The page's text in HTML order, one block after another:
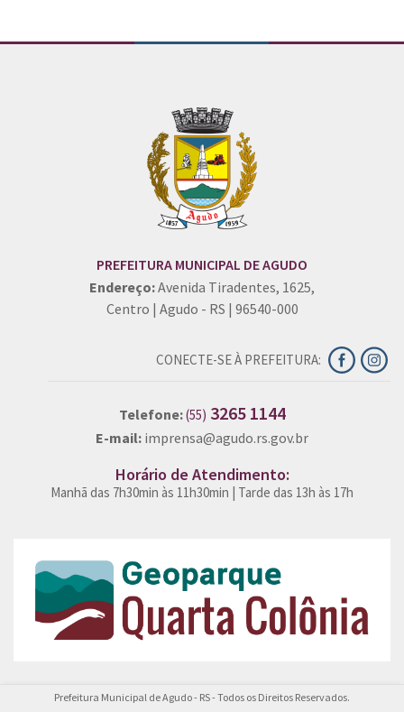
PREFEITURA MUNICIPAL DE AGUDO
Endereço:Avenida Tiradentes, 1625,
Centro | Agudo - RS | 96540-000
CONECTE-SE À PREFEITURA:
Telefone:(55) 3265 1144
E-mail: imprensa@agudo.rs.gov.br
Horário de Atendimento:
Manhã das 7h30min às 11h30min | Tarde das 13h às 17h
Prefeitura Municipal de Agudo - RS - Todos os Direitos Reservados.